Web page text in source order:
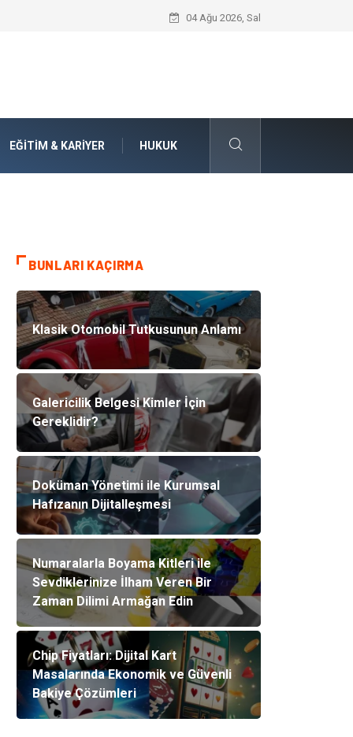
Numaralarla Boyama Kitleri ile
04 Ağu 2026, Sal
EĞITIM & KARIYER HUKUK
BUNLARI KAÇIRMA
Klasik Otomobil Tutkusunun Anlamı
Galericilik Belgesi Kimler İçin
Gereklidir?
Doküman Yönetimi ile Kurumsal
Hafızanın Dijitalleşmesi
Numaralarla Boyama Kitleri ile
Sevdiklerinize İlham Veren Bir
Zaman Dilimi Armağan Edin
Chip Fiyatları: Dijital Kart
Masalarında Ekonomik ve Güvenli
Bakiye Çözümleri